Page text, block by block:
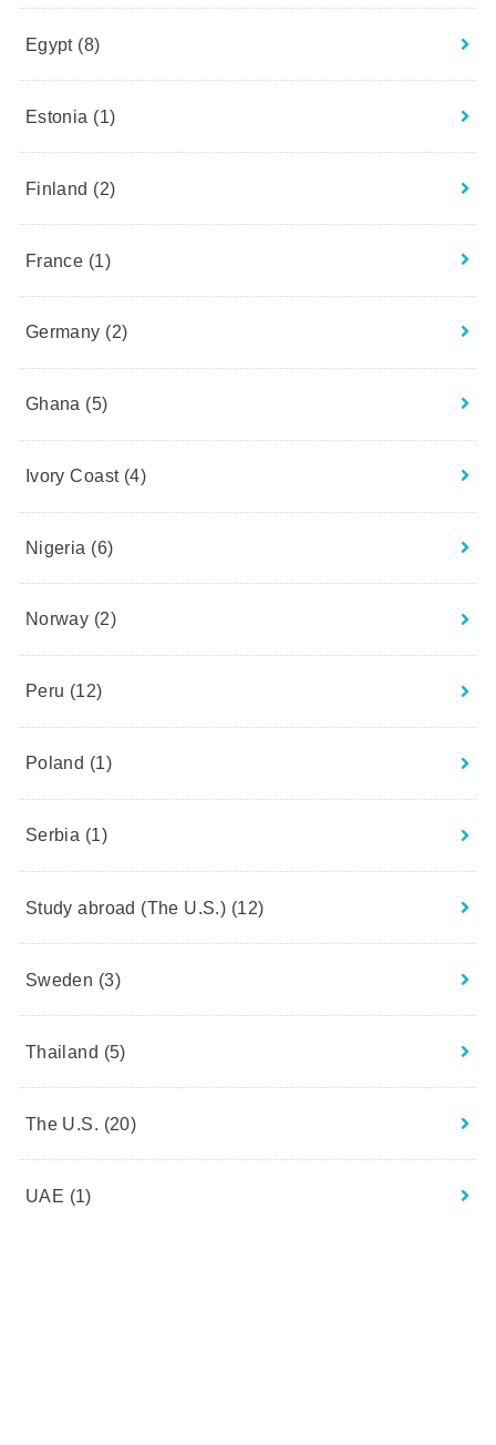
Egypt (8)
Estonia (1)
Finland (2)
France (1)
Germany (2)
Ghana (5)
Ivory Coast (4)
Nigeria (6)
Norway (2)
Peru (12)
Poland (1)
Serbia (1)
Study abroad (The U.S.) (12)
Sweden (3)
Thailand (5)
The U.S. (20)
UAE (1)